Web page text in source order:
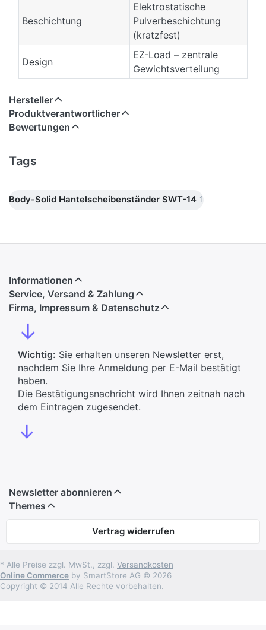
Beschichtung
Elektrostatische
Pulverbeschichtung
(kratzfest)
Design
EZ-Load – zentrale
Gewichtsverteilung
Hersteller
Produktverantwortlicher
Bewertungen
Tags
Body-Solid Hantelscheibenständer SWT-14 1
Informationen
Service, Versand & Zahlung
Firma, Impressum & Datenschutz
↓
Wichtig: Sie erhalten unseren Newsletter erst,
nachdem Sie Ihre Anmeldung per E-Mail bestätigt
haben.
Die Bestätigungsnachricht wird Ihnen zeitnah nach
dem Eintragen zugesendet.
↓
Newsletter abonnieren
Themes
Vertrag widerrufen
* Alle Preise zzgl. MwSt., zzgl. Versandkosten
Online Commerce by SmartStore AG © 2026
Copyright © 2014 Alle Rechte vorbehalten.